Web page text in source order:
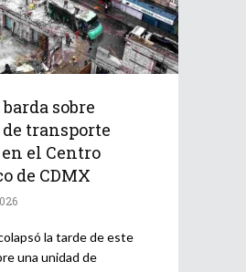
sobre
transporte
el Centro
de CDMX
la tarde de este
una unidad de